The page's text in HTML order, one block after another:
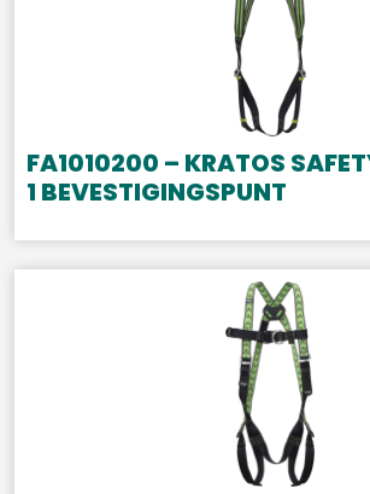
FA1010200 – KRATOS
1 BEVESTIGINGSPUNT